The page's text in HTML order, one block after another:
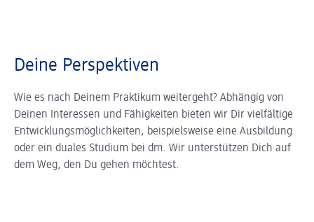
Deine Perspektiven
Wie es nach Deinem Praktikum weitergeht? Abhängig von
Deinen Interessen und Fähigkeiten bieten wir Dir vielfältige
Entwicklungsmöglichkeiten, beispielsweise eine Ausbildung
oder ein duales Studium bei dm. Wir unterstützen Dich auf
dem Weg, den Du gehen möchtest.